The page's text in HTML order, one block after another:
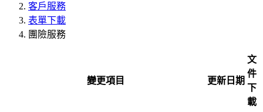
客戶服務
表單下載
團險服務
變更項目 更新日期
文
件
下
載